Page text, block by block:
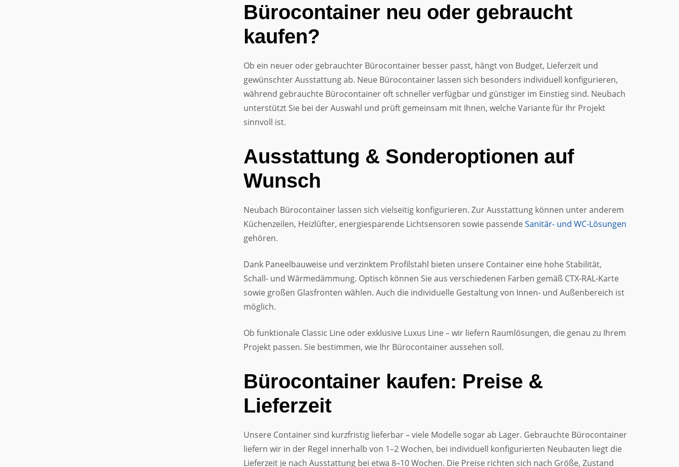
Bürocontainer neu oder gebraucht
kaufen?
Ob ein neuer oder gebrauchter Bürocontainer besser passt, hängt von Budget, Lieferzeit und
gewünschter Ausstattung ab. Neue Bürocontainer lassen sich besonders individuell konfigurieren,
während gebrauchte Bürocontainer oft schneller verfügbar und günstiger im Einstieg sind. Neubach
unterstützt Sie bei der Auswahl und prüft gemeinsam mit Ihnen, welche Variante für Ihr Projekt
sinnvoll ist.
Ausstattung & Sonderoptionen auf
Wunsch
Neubach Bürocontainer lassen sich vielseitig konfigurieren. Zur Ausstattung können unter anderem
Küchenzeilen, Heizlüfter, energiesparende Lichtsensoren sowie passende Sanitär- und WC-Lösungen
gehören.
Dank Paneelbauweise und verzinktem Profilstahl bieten unsere Container eine hohe Stabilität,
Schall- und Wärmedämmung. Optisch können Sie aus verschiedenen Farben gemäß CTX-RAL-Karte
sowie großen Glasfronten wählen. Auch die individuelle Gestaltung von Innen- und Außenbereich ist
möglich.
Ob funktionale Classic Line oder exklusive Luxus Line – wir liefern Raumlösungen, die genau zu Ihrem
Projekt passen. Sie bestimmen, wie Ihr Bürocontainer aussehen soll.
Bürocontainer kaufen: Preise &
Lieferzeit
Unsere Container sind kurzfristig lieferbar – viele Modelle sogar ab Lager. Gebrauchte Bürocontainer
liefern wir in der Regel innerhalb von 1–2 Wochen, bei individuell konfigurierten Neubauten liegt die
Lieferzeit je nach Ausstattung bei etwa 8–10 Wochen. Die Preise richten sich nach Größe, Zustand